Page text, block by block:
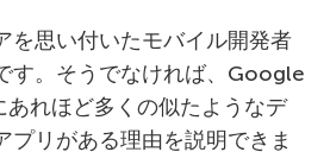
を思い付いたモバイル開発者
す。そうでなければ、Google
れほど多くの似たようなデ
プリがある理由を説明できま